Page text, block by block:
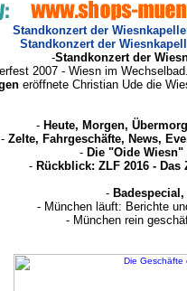
Standkonzert der
Standkonzert der
-Standkonzert der
2007 - Wiesn im
eröffnete Christian Ude die
- Heute, Morgen,
- Zelte, Fahrgeschäfte, News,
- Die "Oide
- Rückblick: ZLF 2016 -
-
- München läuft: Berichte
- München rein